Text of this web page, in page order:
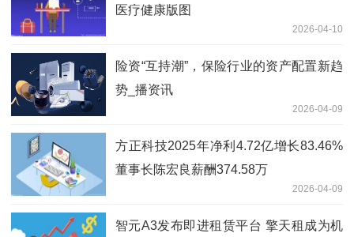
医疗健康版图
2026-04-10
险资“互持潮”，保险行业的资产配置新趋
势_播资讯
2026-04-09
方正科技2025年净利4.72亿增长83.46%
董事长陈宏良薪酬374.58万
2026-04-09
智元A3发布即进租赁平台 擎天租成为机